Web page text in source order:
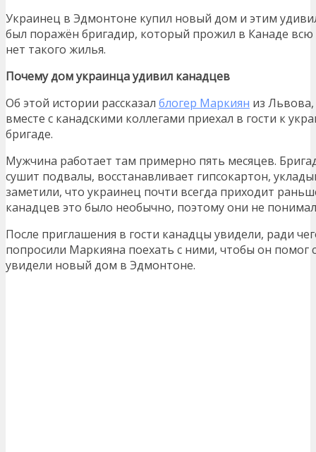
Украинец в Эдмонтоне купил новый дом и этим
был поражён бригадир, который прожил в Канаде всю
нет такого жилья.
Почему дом украинца удивил канадцев
Об этой истории рассказал блогер Маркиян из
вместе с канадскими коллегами приехал в гости к
бригаде.
Мужчина работает там примерно пять месяцев.
сушит подвалы, восстанавливает гипсокартон,
заметили, что украинец почти всегда приходит
канадцев это было необычно, поэтому они не
После приглашения в гости канадцы увидели, ради
попросили Маркияна поехать с ними, чтобы он помог
увидели новый дом в Эдмонтоне.